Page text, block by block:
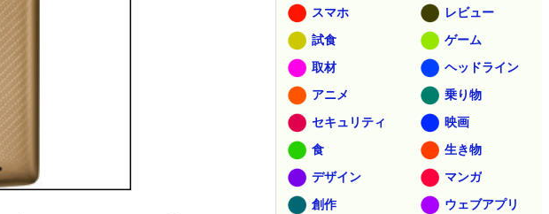
スマホ
レビュー
試食
ゲーム
取材
ヘッドライン
アニメ
乗り物
セキュリティ
映画
食
生き物
デザイン
マンガ
創作
ウェブアプリ